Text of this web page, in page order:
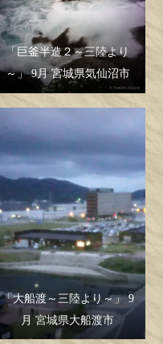
「巨釜半造２～三陸より
～」 9月 宮城県気仙沼市
「大船渡～三陸より～」 9
月 宮城県大船渡市